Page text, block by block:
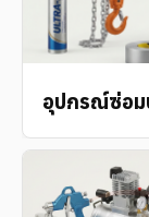
อุปกรณ์ซ่อม